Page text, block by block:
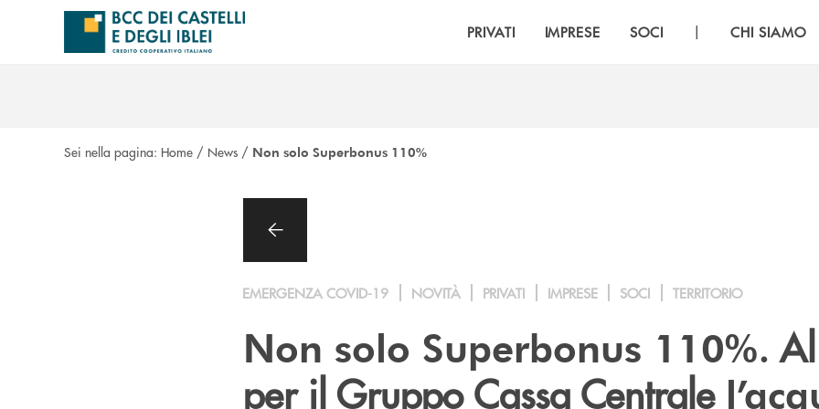
Salta al contenuto principale
PRIVATI IMPRESE SOCI | CHI SIAMO
Sei nella pagina: Home / News / Non solo Superbonus 110%
EMERGENZA COVID-19 NOVITÀ PRIVATI IMPRESE SOCI TERRITORIO
Non solo Superbonus 110%.
per il Gruppo Cassa Centrale